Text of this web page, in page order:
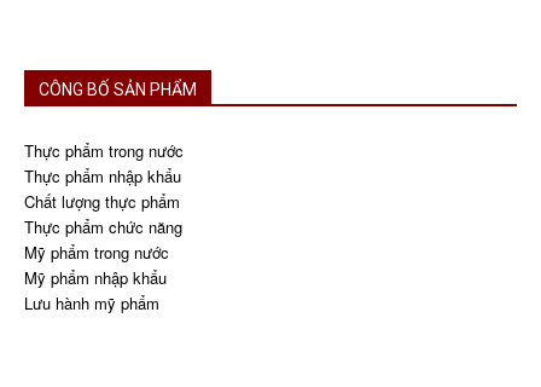
CÔNG BỐ SẢN PHẨM
Thực phẩm trong nước
Thực phẩm nhập khẩu
Chất lượng thực phẩm
Thực phẩm chức năng
Mỹ phẩm trong nước
Mỹ phẩm nhập khẩu
Lưu hành mỹ phẩm